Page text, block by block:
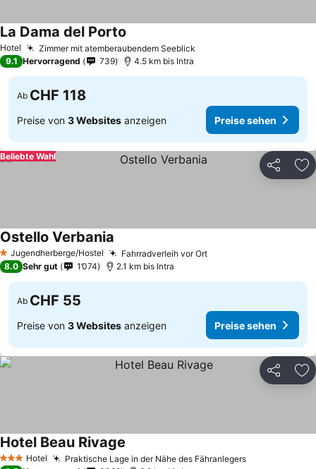
Hotel Zimmer mit atemberaubendem Seeblick
La Dama del Porto
9.1 Hervorragend 739 4.5 km bis Intra
Ab CHF 118
Preise von 3 Websites anzeigen Preise sehen
Teilen
Beliebte Wahl
1 Sterne
Jugendherberge/Hostel Fahrradverleih vor Ort
Ostello Verbania
8.0 Sehr gut 1’074 2.1 km bis Intra
Ab CHF 55
Preise von 3 Websites anzeigen Preise sehen
Teilen
3 SterneHotel Praktische Lage in der Nähe des Fähranlegers
Hotel Beau Rivage